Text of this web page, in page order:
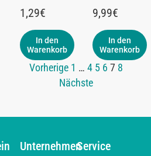
1,29€
In den
Warenkorb
9,99€
In den
Warenkorb
Vorherige 1 … 4 5 6 7 8
Nächste
UnternehmenService